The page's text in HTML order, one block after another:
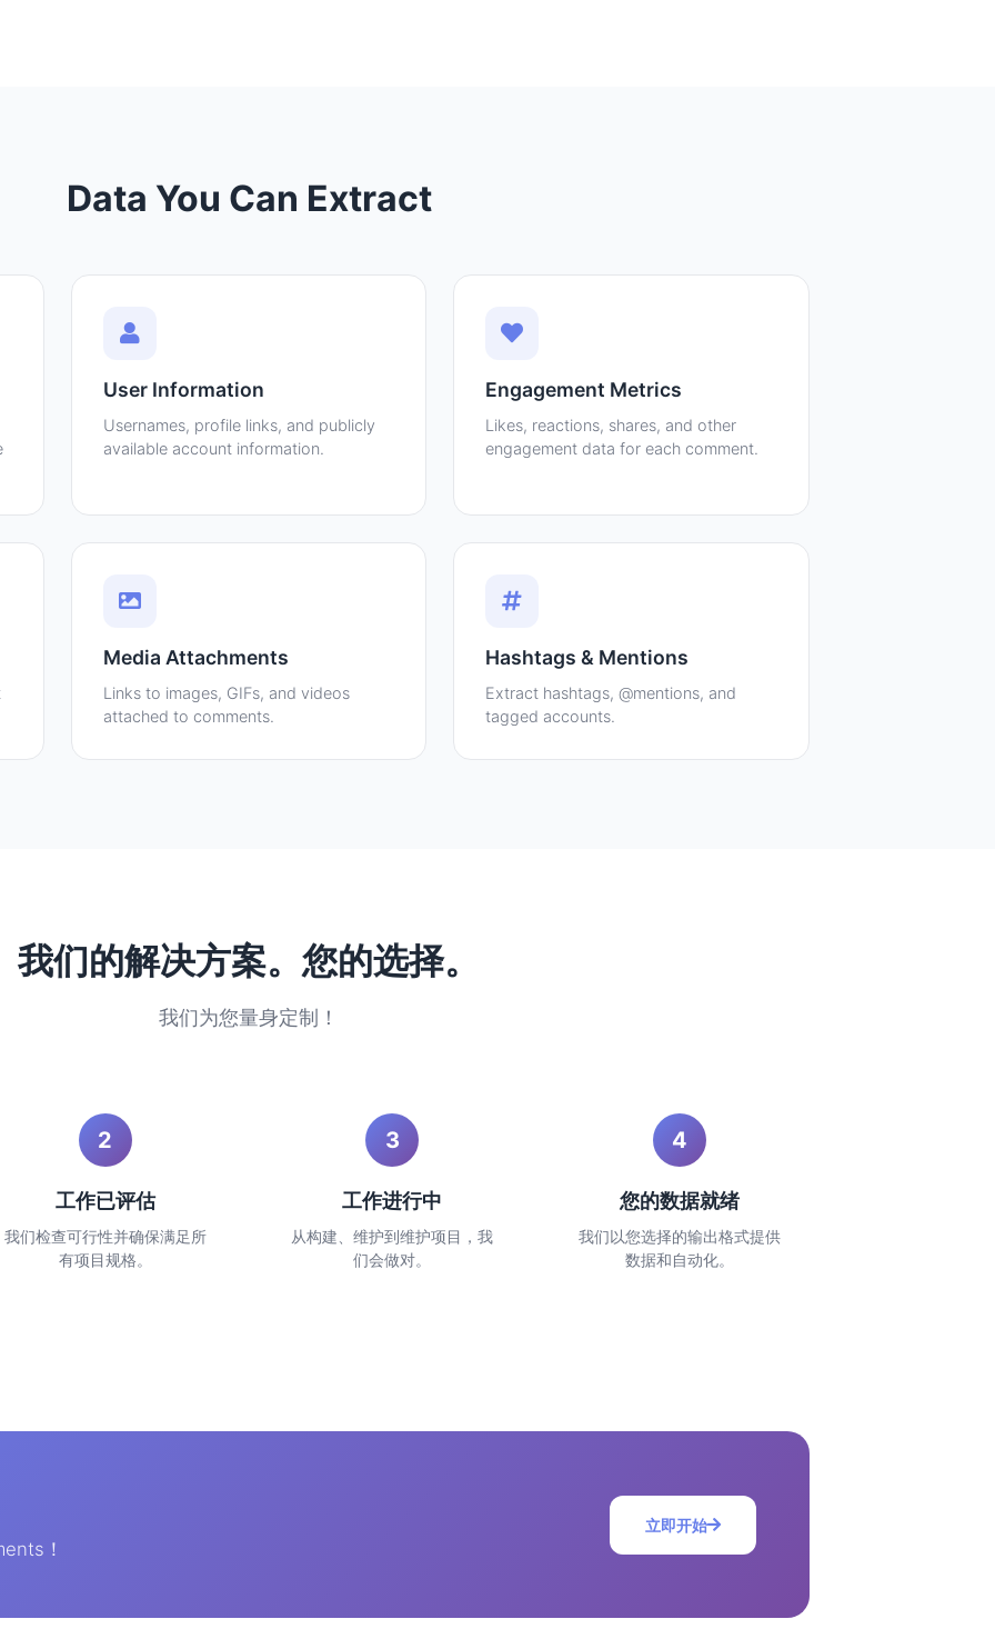
Data You Can Extract
User Information
Usernames, profile links, and publicly
available account information.
Engagement Metrics
Likes, reactions, shares, and other
engagement data for each comment.
Media Attachments
Links to images, GIFs, and videos
attached to comments.
Hashtags & Mentions
Extract hashtags, @mentions, and
tagged accounts.
我们的解决方案。您的选择。
我们为您量身定制！
2
工作已评估
我们检查可行性并确保满足所
有项目规格。
3
工作进行中
从构建、维护到维护项目，我
们会做对。
4
您的数据就绪
我们以您选择的输出格式提供
数据和自动化。
！
立即开始